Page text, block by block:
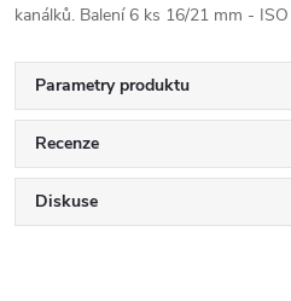
kanálků. Balení 6 ks 16/21 mm -
Parametry produktu
Recenze
Diskuse